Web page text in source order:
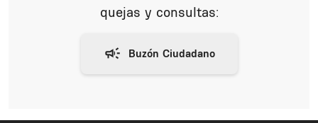
quejas y consultas: